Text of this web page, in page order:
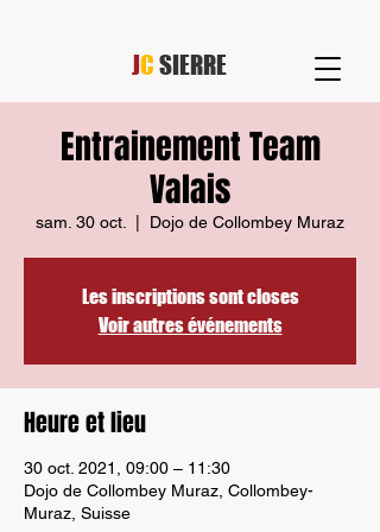
JC SIERRE
Entrainement Team
Valais
sam. 30 oct. Dojo de Collombey Muraz
Les inscriptions sont closes
Voir autres événements
Heure et lieu
30 oct. 2021, 09:00 – 11:30
Dojo de Collombey Muraz, Collombey-
Muraz, Suisse